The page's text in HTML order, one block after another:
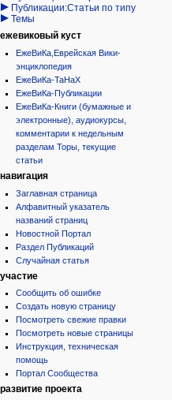
Публикации:Статьи по типу
Темы
ежевиковый куст
ЕжеВиКа,Еврейская Вики-
энциклопедия
ЕжеВиКа-ТаНаХ
ЕжеВиКа-Публикации
ЕжеВиКа-Книги (бумажные и
электронные), аудиокурсы,
комментарии к недельным
разделам Торы, текущие
статьи
навигация
Заглавная страница
Алфавитный указатель
названий страниц
Новостной Портал
Раздел Публикаций
Случайная статья
участие
Сообщить об ошибке
Создать новую страницу
Посмотреть свежие правки
Посмотреть новые страницы
Инструкция, техническая
помощь
Портал Сообщества
развитие проекта